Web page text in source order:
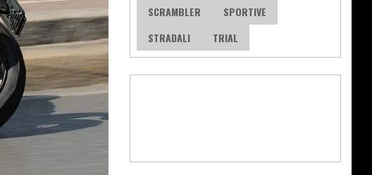
SCRAMBLER
SPORTIVE
STRADALI
TRIAL